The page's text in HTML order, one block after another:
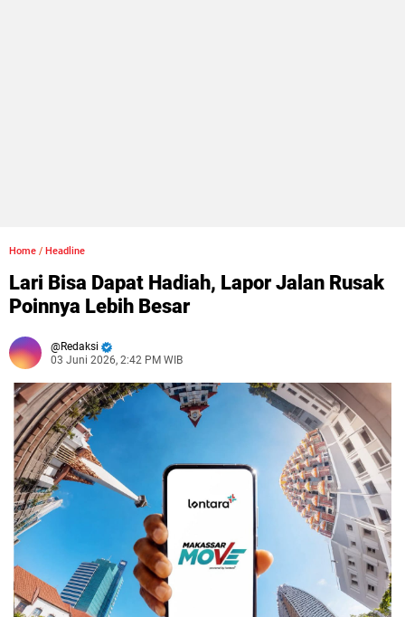
Home / Headline
Lari Bisa Dapat Hadiah, Lapor Jalan Rusak
Poinnya Lebih Besar
Redaksi
03 Juni 2026, 2:42 PM WIB